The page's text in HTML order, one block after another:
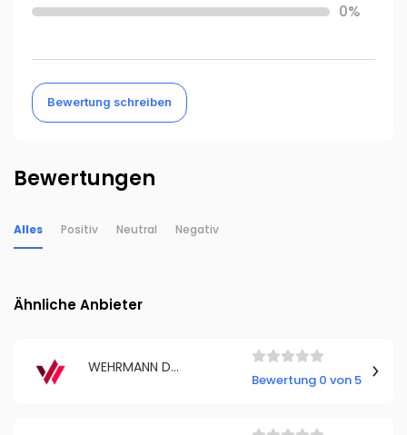
0%
Bewertung schreiben
Bewertungen
Alles Positiv Neutral Negativ
Ähnliche Anbieter
WEHRMANN Digital- und Wirtschaftsrecht
Bewertung 0 von 5